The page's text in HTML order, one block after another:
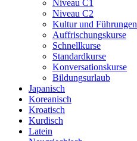
Niveau C1
Niveau C2
Kultur und Führungen
Auffrischungskurse
Schnellkurse
Standardkurse
Konversationskurse
Bildungsurlaub
Japanisch
Koreanisch
Kroatisch
Kurdisch
Latein